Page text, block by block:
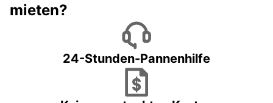
mieten?
24-Stunden-Pannenhilfe